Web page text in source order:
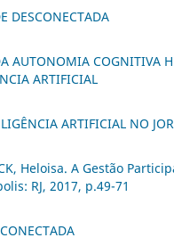
DESCONECTADA
AUTONOMIA COGNITIVA
ARTIFICIAL
ARTIFICIAL NO
Heloisa. A Gestão
RJ, 2017, p.49-71